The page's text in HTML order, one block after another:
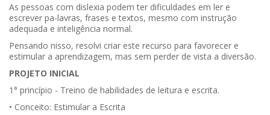
As pessoas com dislexia podem ter dificuldades em ler e
escrever pa-lavras, frases e textos, mesmo com instrução
adequada e inteligência normal.
Pensando nisso, resolvi criar este recurso para favorecer e
estimular a aprendizagem, mas sem perder de vista a diversão.
PROJETO INICIAL
1° princípio - Treino de habilidades de leitura e escrita.
• Conceito: Estimular a Escrita